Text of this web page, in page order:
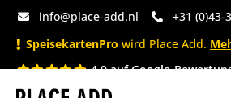
info@place-add.nl
+31 (0)43-
SpeisekartenPro wird Place Add.
4.9 auf Google-